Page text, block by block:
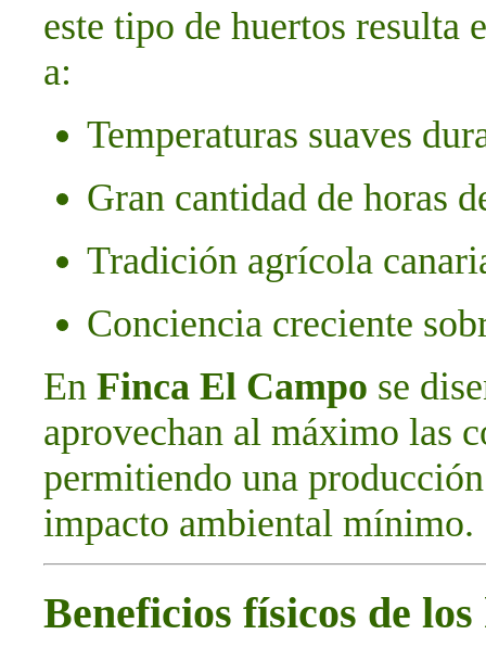
este tipo de huertos resulta
a:
Temperaturas suaves
Gran cantidad de horas
Tradición agrícola
Conciencia creciente
En Finca El Campo se
aprovechan al máximo las
permitiendo una
impacto ambiental mínimo.
Beneficios físicos de